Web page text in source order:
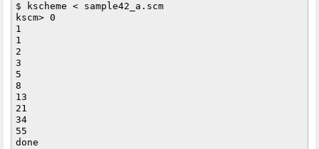
$ kscheme < sample42_a.scm
kscm> 0
1
1
2
3
5
8
13
21
34
55
done